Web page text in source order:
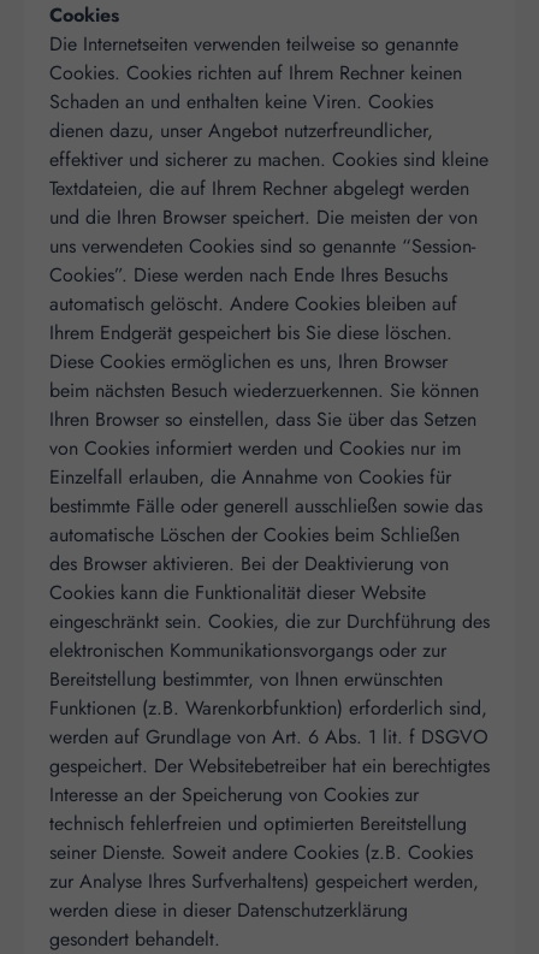
Cookies
Die Internetseiten verwenden teilweise so genannte
Cookies. Cookies richten auf Ihrem Rechner keinen
Schaden an und enthalten keine Viren. Cookies
dienen dazu, unser Angebot nutzerfreundlicher,
effektiver und sicherer zu machen. Cookies sind kleine
Textdateien, die auf Ihrem Rechner abgelegt werden
und die Ihren Browser speichert. Die meisten der von
uns verwendeten Cookies sind so genannte “Session-
Cookies”. Diese werden nach Ende Ihres Besuchs
automatisch gelöscht. Andere Cookies bleiben auf
Ihrem Endgerät gespeichert bis Sie diese löschen.
Diese Cookies ermöglichen es uns, Ihren Browser
beim nächsten Besuch wiederzuerkennen. Sie können
Ihren Browser so einstellen, dass Sie über das Setzen
von Cookies informiert werden und Cookies nur im
Einzelfall erlauben, die Annahme von Cookies für
bestimmte Fälle oder generell ausschließen sowie das
automatische Löschen der Cookies beim Schließen
des Browser aktivieren. Bei der Deaktivierung von
Cookies kann die Funktionalität dieser Website
eingeschränkt sein. Cookies, die zur Durchführung des
elektronischen Kommunikationsvorgangs oder zur
Bereitstellung bestimmter, von Ihnen erwünschten
Funktionen (z.B. Warenkorbfunktion) erforderlich sind,
werden auf Grundlage von Art. 6 Abs. 1 lit. f DSGVO
gespeichert. Der Websitebetreiber hat ein berechtigtes
Interesse an der Speicherung von Cookies zur
technisch fehlerfreien und optimierten Bereitstellung
seiner Dienste. Soweit andere Cookies (z.B. Cookies
zur Analyse Ihres Surfverhaltens) gespeichert werden,
werden diese in dieser Datenschutzerklärung
gesondert behandelt.